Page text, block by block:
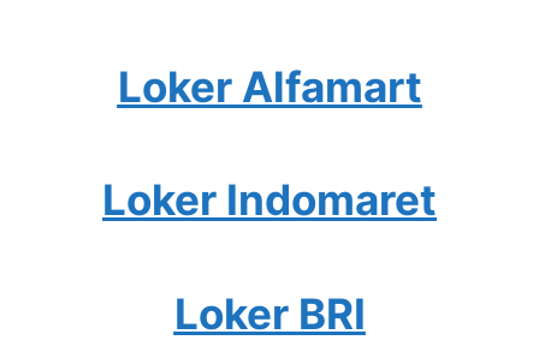
Loker Alfamart
Loker Indomaret
Loker BRI